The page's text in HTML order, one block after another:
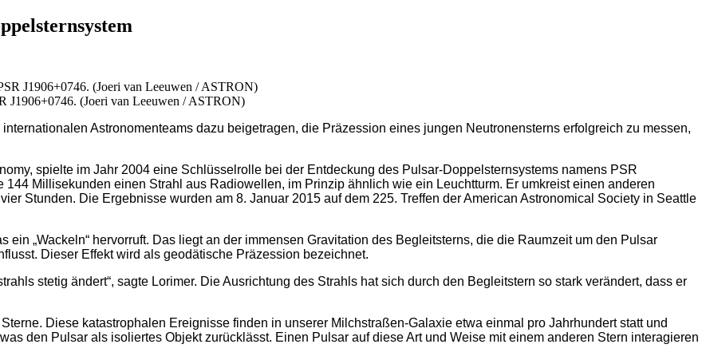
J1906+0746. (Joeri van Leeuwen / ASTRON)
Astronomenteams dazu beigetragen, die Präzession eines jungen Neutronensterns erfolgreich zu messen,
spielte im Jahr 2004 eine Schlüsselrolle bei der Entdeckung des Pulsar-Doppelsternsystems namens PSR
Millisekunden einen Strahl aus Radiowellen, im Prinzip ähnlich wie ein Leuchtturm. Er umkreist einen anderen
Stunden. Die Ergebnisse wurden am 8. Januar 2015 auf dem 225. Treffen der American Astronomical Society in Seattle
„Wackeln“ hervorruft. Das liegt an der immensen Gravitation des Begleitsterns, die die Raumzeit um den Pulsar
Dieser Effekt wird als geodätische Präzession bezeichnet.
stetig ändert“, sagte Lorimer. Die Ausrichtung des Strahls hat sich durch den Begleitstern so stark verändert, dass er
Diese katastrophalen Ereignisse finden in unserer Milchstraßen-Galaxie etwa einmal pro Jahrhundert statt und
den Pulsar als isoliertes Objekt zurücklässt. Einen Pulsar auf diese Art und Weise mit einem anderen Stern interagieren